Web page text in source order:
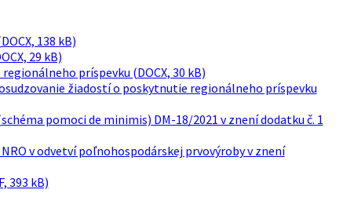
138 kB)
29 kB)
príspevku (DOCX, 30 kB)
žiadostí o poskytnutie regionálneho príspevku
pomoci de minimis) DM-18/2021 v znení dodatku č. 1
v odvetví poľnohospodárskej prvovýroby v znení
393 kB)